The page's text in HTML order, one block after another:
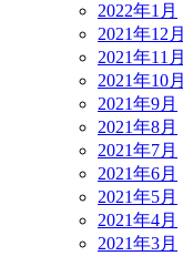
2022年1月
2021年12月
2021年11月
2021年10月
2021年9月
2021年8月
2021年7月
2021年6月
2021年5月
2021年4月
2021年3月